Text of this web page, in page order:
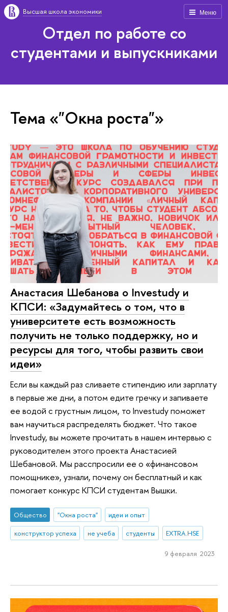
Меню
Высшая школа экономики
Отдел по работе со
студентами и выпускниками
Тема «"Окна роста"»
Анастасия Шебанова о Investudy и
КПСИ: «Задумайтесь о том, что в
университете есть возможность
получить не только поддержку, но и
ресурсы для того, чтобы развить свои
идеи»
Если вы каждый раз сливаете стипендию или зарплату
в первые же дни, а потом едите гречку и запиваете
ее водой с грустным лицом, то Investudy поможет
вам научиться распределять бюджет. Что такое
Investudy, вы можете прочитать в нашем интервью с
руководителем этого проекта Анастасией
Шебановой. Мы расспросили ее о «финансовом
помощнике», узнали, почему он бесплатный и как
помогает конкурс КПСИ студентам Вышки.
Общество "Окна роста"
идеи и опыт
конструктор успеха
не учеба студенты EXTRA.HSE
9 февраля 2023